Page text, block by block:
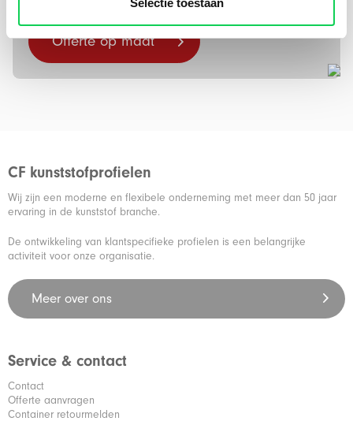
Offerte op maat
CF kunststofprofielen
Wij zijn een moderne en flexibele onderneming met meer dan 50 jaar
ervaring in de kunststof branche.
De ontwikkeling van klantspecifieke profielen is een belangrijke
activiteit voor onze organisatie.
Meer over ons
Service & contact
Contact
Offerte aanvragen
Container retourmelden